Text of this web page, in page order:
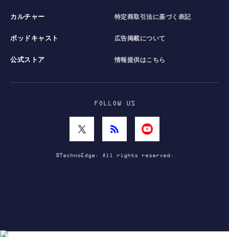
カルチャー
ポッドキャスト
公式ストア
特定商取引法に基づく表記
広告掲載について
情報提供はこちら
FOLLOW US
©TechnoEdge. All rights reserved.